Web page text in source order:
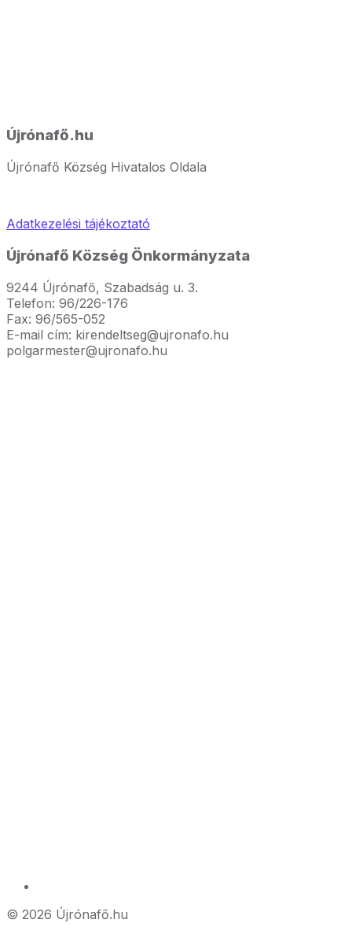
Újrónafő.hu
Újrónafő Község Hivatalos Oldala
Adatkezelési tájékoztató
Újrónafő Község Önkormányzata
9244 Újrónafő, Szabadság u. 3.
Telefon: 96/226-176
Fax: 96/565-052
E-mail cím: kirendeltseg@ujronafo.hu
polgarmester@ujronafo.hu
© 2026 Újrónafő.hu